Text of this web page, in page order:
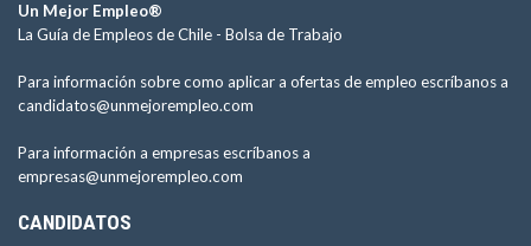
Un Mejor Empleo®
La Guía de Empleos de Chile - Bolsa de Trabajo
Para información sobre como aplicar a ofertas de empleo escríbanos a
candidatos@unmejorempleo.com
Para información a empresas escríbanos a
empresas@unmejorempleo.com
CANDIDATOS